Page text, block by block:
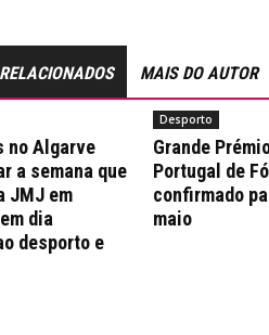
MAIS DO AUTOR
no Algarve
a semana que
JMJ em
dia
desporto e
Desporto
Grande
Portugal de
confirmado
maio